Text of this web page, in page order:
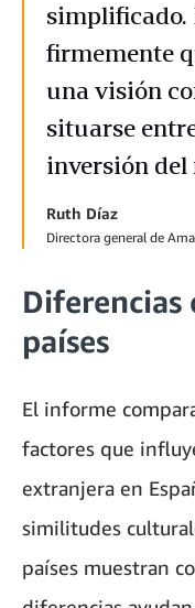
simplificado.
firmemente
una visión
situarse
inversión del
Ruth Díaz
Directora general de
Diferencias
países
El informe
factores que
extranjera en
similitudes
países muestran